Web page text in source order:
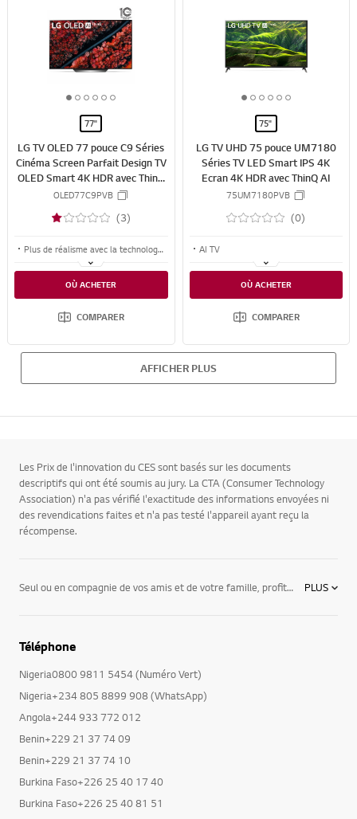
f
6
2
o
f
6
3
o
f
6
4
o
f
6
f
6
f
6
77"
LG TV OLED 77 pouce C9 Séries
Cinéma Screen Parfait Design TV
OLED Smart 4K HDR avec ThinQ
AI
OLED77C9PVB
(3)
Plus de réalisme avec la technologie IA
La nouvelle formule intelligente optimisée par IA
f
6
2
o
f
6
3
o
f
6
4
o
f
6
5
o
f
6
f
6
75"
LG TV UHD 75 pouce UM7180
Séries TV LED Smart IPS 4K
Ecran 4K HDR avec ThinQ AI
75UM7180PVB
(0)
AI TV
4K IPS Display
AFFICHER PLUS
Les Prix de l'innovation du CES sont basés sur les documents
descriptifs qui ont été soumis au jury. La CTA (Consumer Technology
Association) n'a pas vérifié l'exactitude des informations envoyées ni
des revendications faites et n'a pas testé l'appareil ayant reçu la
récompense.
Seul ou en compagnie de vos amis et de votre famille, profitez d’une expérience visuelle à couper le souffle avec notre gamme de télévisions à grand écran de LG. Immergez-vous dans un univers en haute définition dans le confort de votre salon avec la télé ultra-large de LG. Découvrez nos différents formats de télévision sur notre site. PLUS
Téléphone
Nigeria0800 9811 5454 (Numéro Vert)
Nigeria+234 805 8899 908 (WhatsApp)
Angola+244 933 772 012
Benin+229 21 37 74 09
Benin+229 21 37 74 10
Burkina Faso+226 25 40 17 40
Burkina Faso+226 25 40 81 51